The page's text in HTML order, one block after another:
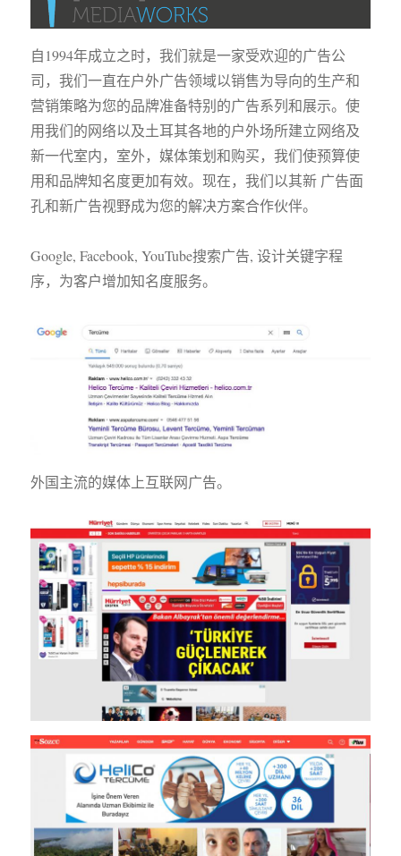
自1994年成立之时，我们就是一家受欢迎的广告公
司，我们一直在户外广告领域以销售为导向的生产和
营销策略为您的品牌准备特别的广告系列和展示。使
用我们的网络以及土耳其各地的户外场所建立网络及
新一代室内，室外，媒体策划和购买，我们使预算使
用和品牌知名度更加有效。现在，我们以其新 广告面
孔和新广告视野成为您的解决方案合作伙伴。
Google, Facebook, YouTube搜索广告, 设计关键字程
序，为客户增加知名度服务。
外国主流的媒体上互联网广告。